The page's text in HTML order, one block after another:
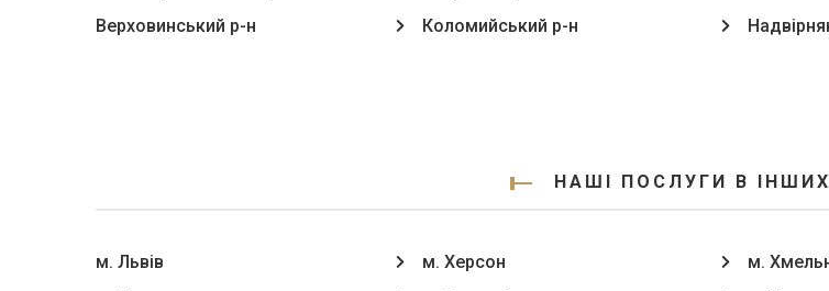
Верховинський р-н
Коломийський р-н
НАШІ ПОСЛУГИ В
м. Львів
м. Херсон
м.